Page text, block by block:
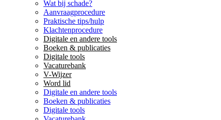
Wat bij schade?
Aanvraagprocedure
Praktische tips/hulp
Klachtenprocedure
Digitale en andere tools
Boeken & publicaties
Digitale tools
Vacaturebank
V-Wijzer
Word lid
Digitale en andere tools
Boeken & publicaties
Digitale tools